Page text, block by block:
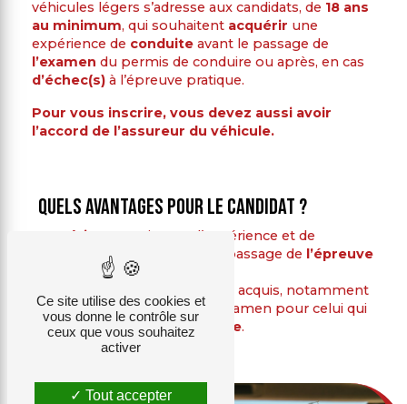
véhicules légers s’adresse aux candidats, de 18 ans
au minimum, qui souhaitent acquérir une
expérience de conduite avant le passage de
l’examen du permis de conduire ou après, en cas
d’échec(s)à l’épreuve pratique.
Pour vous inscrire, vous devez aussi avoir
l’accord de l’assureur du véhicule.
Quels avantages pour le candidat ?
Acquérir
un maximum d’expérience et de
au volant avant le passage de l’épreuve
à moindre coût ses acquis, notamment
enattendantde repasser l’examen pour celui qui
échouéàl’épreuve pratique.
Ce site utilise des cookies et
vous donne le contrôle sur
ceux que vous souhaitez
activer
Tout accepter